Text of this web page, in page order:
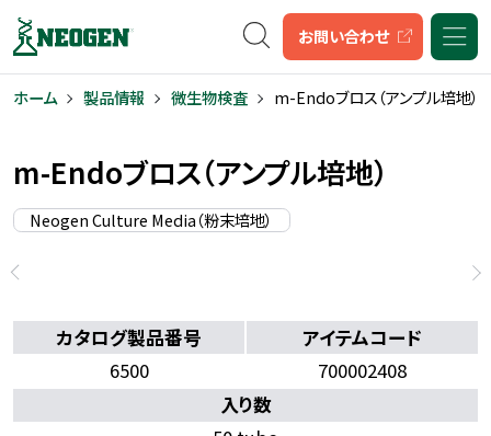
キーワード検索
お問い合わせ
ホーム 製品情報 微生物検査 m-Endoブロス（アンプル培地）
m-Endoブロス（アンプル培地）
Neogen Culture Media（粉末培地）
カタログ製品番号
6500
アイテムコード
700002408
入り数